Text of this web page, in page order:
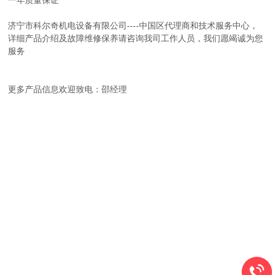
济宁市科尔奇机电设备有限公司----中国区代理商和技术服务中心，
详细产品介绍及故障维修保养请咨询我司工作人员，我们愿竭诚为您
服务
更多产品信息欢迎致电：邵经理